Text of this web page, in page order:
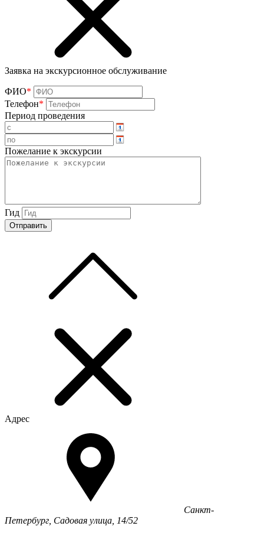
Заявка на экскурсионное обслуживание
ФИО*
Телефон*
Период проведения
Пожелание к экскурсии
Гид
Адрес
Санкт-
Петербург, Садовая улица, 14/52